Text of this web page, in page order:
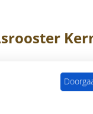
(diameter 195 x